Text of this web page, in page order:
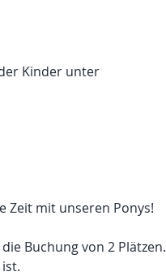
Kinder unter
Zeit mit unseren Ponys!
Buchung von 2 Plätzen.